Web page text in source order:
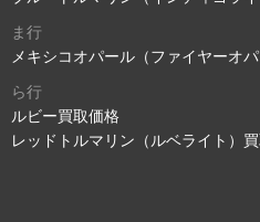
ま行
メキシコオパール（ファイヤーオ
ら行
ルビー買取価格
レッドトルマリン（ルベライト）